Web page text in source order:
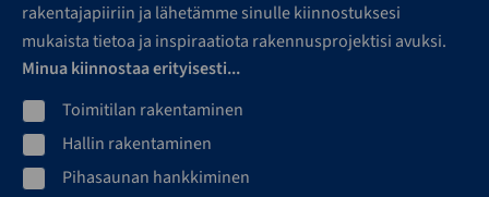
rakentajapiiriin ja lähetämme sinulle kiinnostuksesi
mukaista tietoa ja inspiraatiota rakennusprojektisi avuksi.
Minua kiinnostaa erityisesti...
Toimitilan rakentaminen
Hallin rakentaminen
Pihasaunan hankkiminen